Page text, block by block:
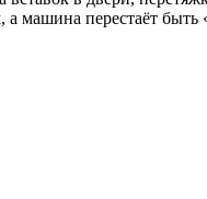
машина перестаёт быть